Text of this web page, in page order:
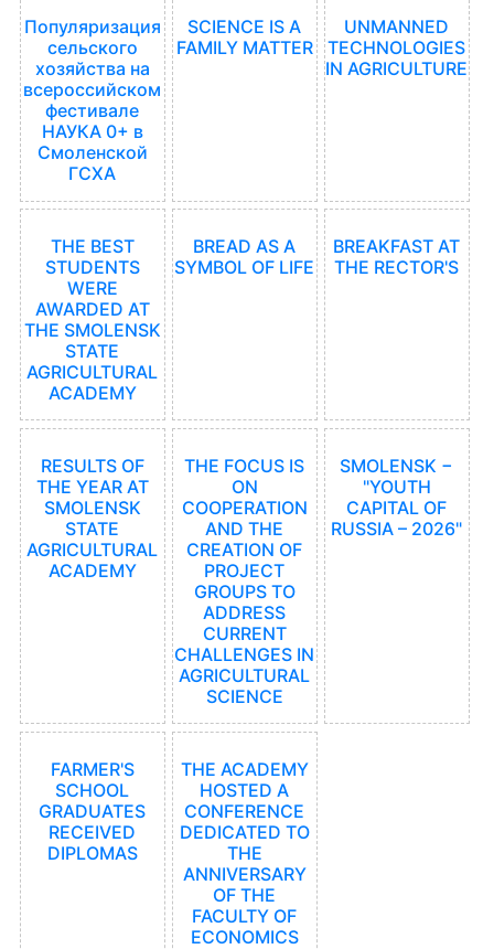
Популяризация
сельского
хозяйства на
всероссийском
фестивале
НАУКА 0+ в
Смоленской
ГСХА
SCIENCE IS A
FAMILY MATTER
UNMANNED
TECHNOLOGIES
IN AGRICULTURE
THE BEST
STUDENTS
WERE
AWARDED AT
THE SMOLENSK
STATE
AGRICULTURAL
ACADEMY
BREAD AS A
SYMBOL OF LIFE
BREAKFAST AT
THE RECTOR'S
RESULTS OF
THE YEAR AT
SMOLENSK
STATE
AGRICULTURAL
ACADEMY
THE FOCUS IS
ON
COOPERATION
AND THE
CREATION OF
PROJECT
GROUPS TO
ADDRESS
CURRENT
CHALLENGES IN
AGRICULTURAL
SCIENCE
SMOLENSK −
"YOUTH
CAPITAL OF
RUSSIA – 2026"
FARMER'S
SCHOOL
GRADUATES
RECEIVED
DIPLOMAS
THE ACADEMY
HOSTED A
CONFERENCE
DEDICATED TO
THE
ANNIVERSARY
OF THE
FACULTY OF
ECONOMICS